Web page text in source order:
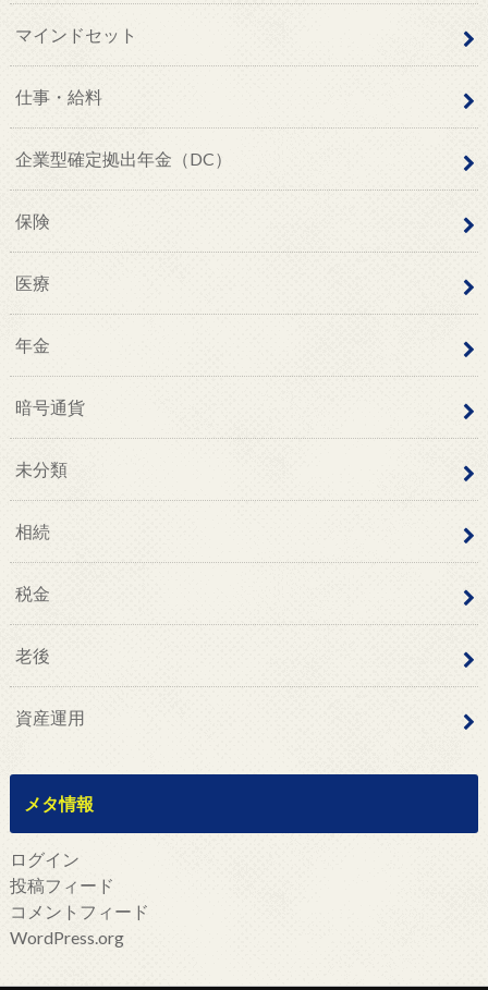
マインドセット
仕事・給料
企業型確定拠出年金（DC）
保険
医療
年金
暗号通貨
未分類
相続
税金
老後
資産運用
メタ情報
ログイン
投稿フィード
コメントフィード
WordPress.org